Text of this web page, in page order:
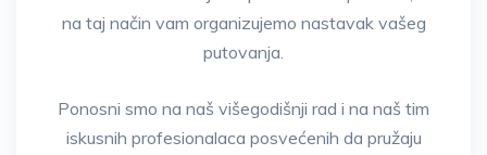
na taj način vam organizujemo nastavak vašeg
putovanja.
Ponosni smo na naš višegodišnji rad i na naš tim
iskusnih profesionalaca posvećenih da pružaju